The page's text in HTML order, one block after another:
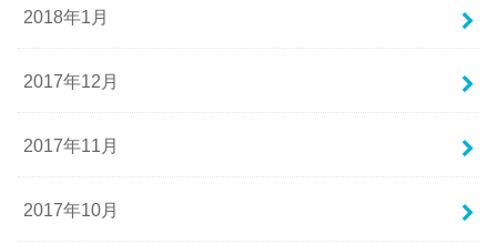
2018年1月
2017年12月
2017年11月
2017年10月